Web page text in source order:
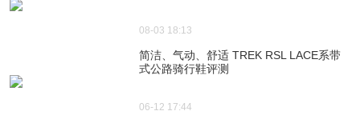
08-03 18:13
简洁、气动、舒适 TREK RSL LACE系带
式公路骑行鞋评测
06-12 17:44